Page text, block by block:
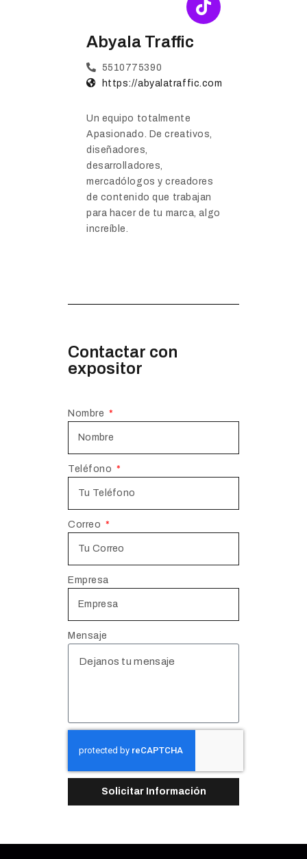
Abyala Traffic
5510775390
https://abyalatraffic.com
Un equipo totalmente
Apasionado. De creativos,
diseñadores,
desarrolladores,
mercadólogos y creadores
de contenido que trabajan
para hacer de tu marca, algo
increíble.
Contactar con
expositor
Nombre
Teléfono
Correo
Empresa
Mensaje
Solicitar Información